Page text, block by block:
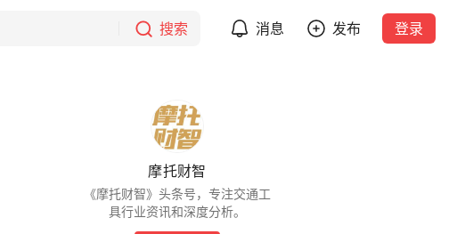
搜索 消息 发布 登录
摩托财智
《摩托财智》头条号，专注交通工
具行业资讯和深度分析。